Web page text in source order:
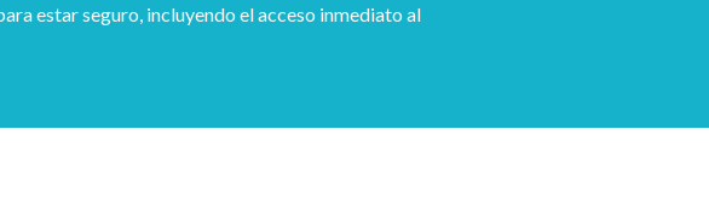
estar seguro, incluyendo el acceso inmediato al